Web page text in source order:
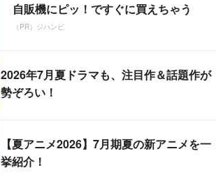
自販機にピッ！ですぐに買えちゃう
（PR）ジハンピ
2026年7月夏ドラマも、注目作＆話題作が
勢ぞろい！
【夏アニメ2026】7月期夏の新アニメを一
挙紹介！